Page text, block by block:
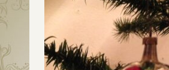
geblazen